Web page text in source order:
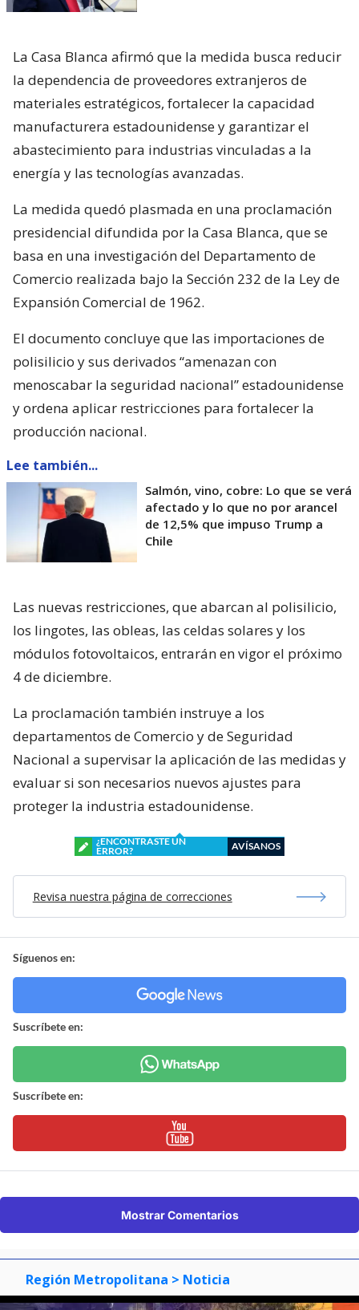
La Casa Blanca afirmó que la medida busca reducir
la dependencia de proveedores extranjeros de
materiales estratégicos, fortalecer la capacidad
manufacturera estadounidense y garantizar el
abastecimiento para industrias vinculadas a la
energía y las tecnologías avanzadas.
La medida quedó plasmada en una proclamación
presidencial difundida por la Casa Blanca, que se
basa en una investigación del Departamento de
Comercio realizada bajo la Sección 232 de la Ley de
Expansión Comercial de 1962.
El documento concluye que las importaciones de
polisilicio y sus derivados “amenazan con
menoscabar la seguridad nacional” estadounidense
y ordena aplicar restricciones para fortalecer la
producción nacional.
Lee también...
Salmón, vino, cobre: Lo que se verá
afectado y lo que no por arancel
de 12,5% que impuso Trump a
Chile
Las nuevas restricciones, que abarcan al polisilicio,
los lingotes, las obleas, las celdas solares y los
módulos fotovoltaicos, entrarán en vigor el próximo
4 de diciembre.
La proclamación también instruye a los
departamentos de Comercio y de Seguridad
Nacional a supervisar la aplicación de las medidas y
evaluar si son necesarios nuevos ajustes para
proteger la industria estadounidense.
¿ENCONTRASTE UN
ERROR?
AVÍSANOS
Revisa nuestra página de correcciones
Síguenos en:
Suscríbete en:
Suscríbete en:
Mostrar Comentarios
Región Metropolitana > Noticia